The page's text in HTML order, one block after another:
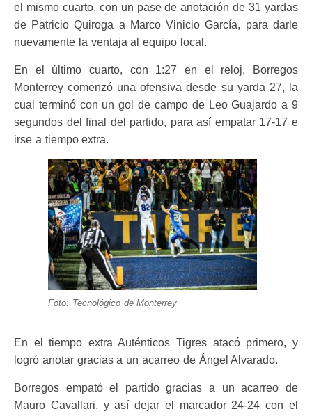
el mismo cuarto, con un pase de anotación de 31 yardas
de Patricio Quiroga a Marco Vinicio García, para darle
nuevamente la ventaja al equipo local.
En el último cuarto, con 1:27 en el reloj, Borregos
Monterrey comenzó una ofensiva desde su yarda 27, la
cual terminó con un gol de campo de Leo Guajardo a 9
segundos del final del partido, para así empatar 17-17 e
irse a tiempo extra.
Foto: Tecnológico de Monterrey
En el tiempo extra Auténticos Tigres atacó primero, y
logró anotar gracias a un acarreo de Ángel Alvarado.
Borregos empató el partido gracias a un acarreo de
Mauro Cavallari, y así dejar el marcador 24-24 con el